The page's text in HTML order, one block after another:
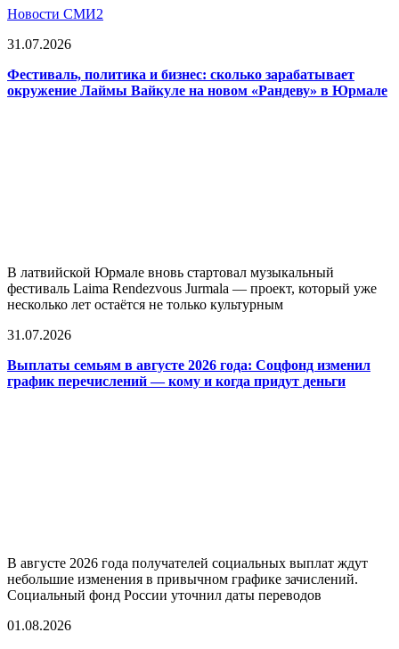
Новости СМИ2
31.07.2026
Фестиваль, политика и бизнес: сколько зарабатывает
окружение Лаймы Вайкуле на новом «Рандеву» в Юрмале
В латвийской Юрмале вновь стартовал музыкальный
фестиваль Laima Rendezvous Jurmala — проект, который уже
несколько лет остаётся не только культурным
31.07.2026
Выплаты семьям в августе 2026 года: Соцфонд изменил
график перечислений — кому и когда придут деньги
В августе 2026 года получателей социальных выплат ждут
небольшие изменения в привычном графике зачислений.
Социальный фонд России уточнил даты переводов
01.08.2026